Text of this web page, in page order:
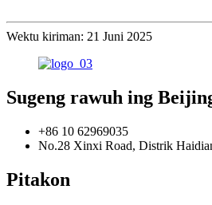
Wektu kiriman: 21 Juni 2025
Sugeng rawuh ing
+86 10 62969035
No.28 Xinxi Road, Distrik
Pitakon